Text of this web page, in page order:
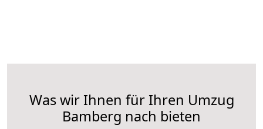
Was wir Ihnen für Ihren Umzug
Bamberg nach bieten